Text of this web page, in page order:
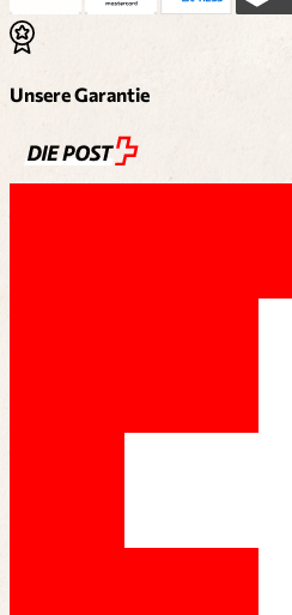
Unsere Garantie